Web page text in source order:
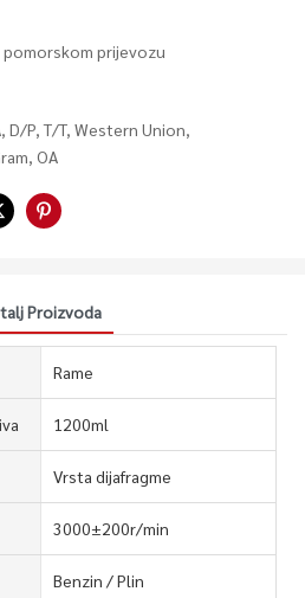
pomorskom prijevozu
D/P, T/T, Western Union,
OA
Proizvoda
Rame
1200ml
Vrsta dijafragme
3000±200r/min
Benzin / Plin